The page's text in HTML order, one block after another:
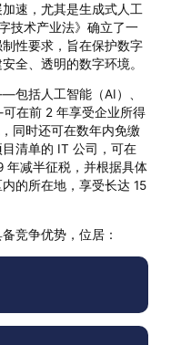
速，尤其是生成式人工
技术产业法》确立了一
性要求，旨在保护数字
全、透明的数字环境。
包括人工智能（AI）、
在前 2 年享受企业所得
同时还可在数年内免缴
清单的 IT 公司，可在
年减半征税，并根据具体
的所在地，享受长达 15
竞争优势，位居：